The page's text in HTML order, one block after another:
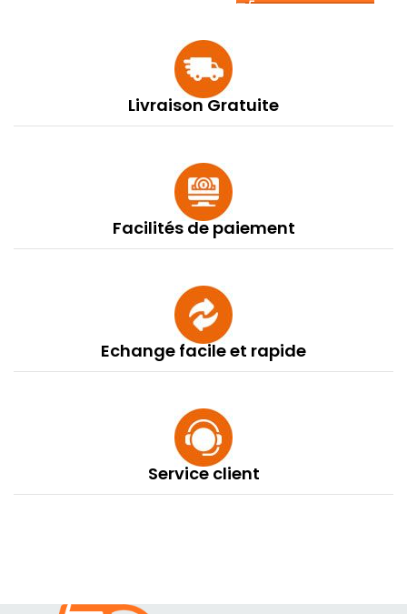
Livraison Gratuite
Facilités de paiement
Echange facile et rapide
Service client